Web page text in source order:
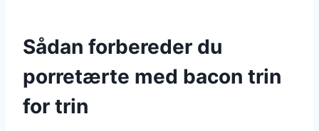
Sådan forbereder du
porretærte med bacon trin
for trin